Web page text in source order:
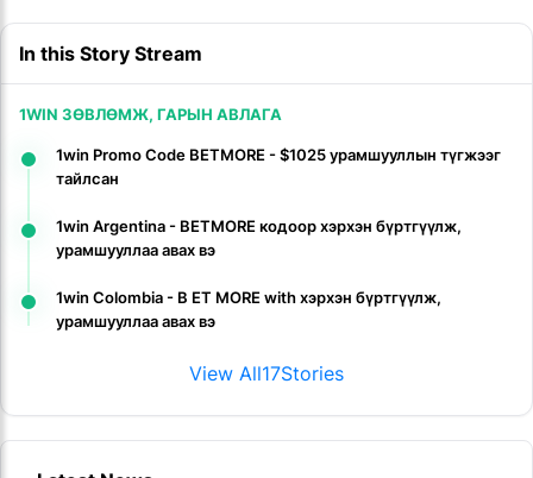
In this Story Stream
1WIN ЗӨВЛӨМЖ, ГАРЫН АВЛАГА
1win Promo Code BETMORE - $1025 урамшууллын түгжээг
тайлсан
1win Argentina - BETMORE кодоор хэрхэн бүртгүүлж,
урамшууллаа авах вэ
1win Colombia - B ET MORE with хэрхэн бүртгүүлж,
урамшууллаа авах вэ
View All17Stories